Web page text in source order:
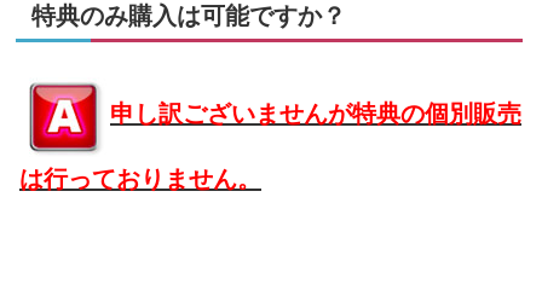
特典のみ購入は可能ですか？
申し訳ございませんが特典の個別販売
は行っておりません。